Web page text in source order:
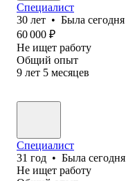
Специалист
30 лет • Была сегодня
60 000 ₽
Не ищет работу
Общий опыт
9 лет 5 месяцев
Специалист
31 год • Была сегодня
Не ищет работу